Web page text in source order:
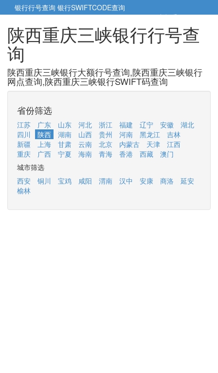
银行行号查询 银行SWIFTCODE查询
5cm小帮手5cm.cn
陕西重庆三峡银行行号查
询
陕西重庆三峡银行大额行号查询,陕西重庆三峡银行
网点查询,陕西重庆三峡银行SWIFT码查询
省份筛选
江苏 广东 山东 河北 浙江 福建 辽宁 安徽
湖北
四川
陕西 湖南 山西 贵州 河南 黑龙江
吉林
新疆
上海 甘肃 云南 北京 内蒙古 天津
江西
重庆
广西 宁夏 海南 青海 香港 西藏
澳门
城市筛选
西安
铜川 宝鸡 咸阳 渭南 汉中 安康 商洛
延安
榆林